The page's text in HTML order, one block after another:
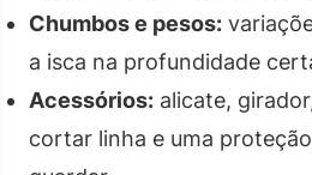
Chumbos e pesos:
a isca na profundidade
Acessórios: alicate,
cortar linha e uma